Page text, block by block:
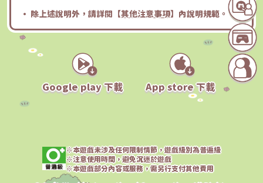
• 除上述說明外，請詳閱【其他注意事項】內說明規範。
Google play 下載 App store 下載
※本遊戲未涉及任何限制情節，遊戲級別為普遍級
※注意使用時間，避免沉迷於遊戲
※本遊戲部分內容或服務，需另行支付其他費用